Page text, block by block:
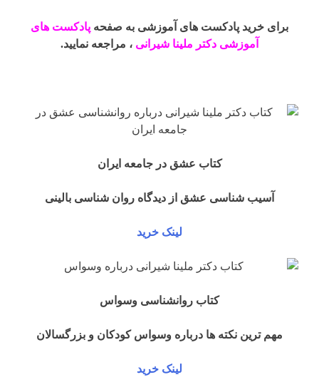
برای خرید پادکست های آموزشی به صفحه پادکست های
آموزشی دکتر ملینا شیرانی ، مراجعه نمایید.
کتاب عشق در جامعه ایران
آسیب شناسی عشق از دیدگاه روان شناسی بالینی
لینک خرید
کتاب روانشناسی وسواس
مهم ترین نکته ها درباره وسواس کودکان و بزرگسالان
لینک خرید